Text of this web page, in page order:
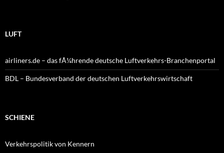
LUFT
airliners.de – das fÃ¼hrende deutsche Luftverkehrs-Branchenportal
BDL – Bundesverband der deutschen Luftverkehrswirtschaft
SCHIENE
Verkehrspolitik von Kennern